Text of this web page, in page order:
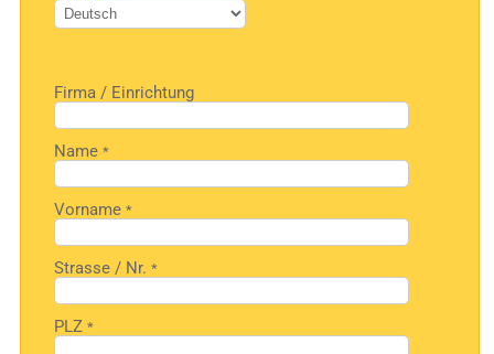
dieses
Feld
Firma / Einrichtung
Name*
Vorname*
Strasse / Nr.*
PLZ*